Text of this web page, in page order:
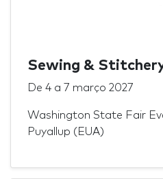
Sewing &
De 4 a 7 março 2027
Washington State Fair
Puyallup (EUA)